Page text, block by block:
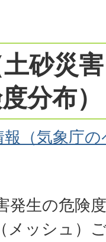
砂災
分布）
（気象庁
発生の危険
メッシュ）